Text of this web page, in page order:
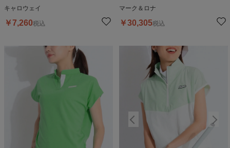
キャロウェイ
￥7,260税込
マーク＆ロナ
￥30,305税込